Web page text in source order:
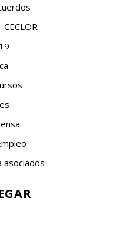
asociados